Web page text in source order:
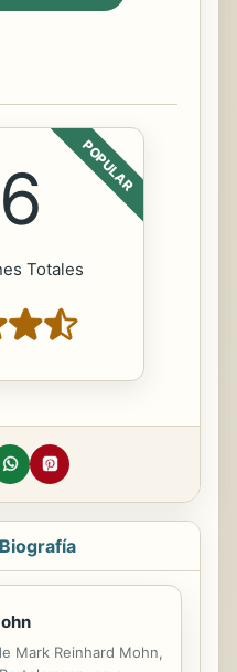
POPULAR
Totales
Mark Reinhard Mohn,